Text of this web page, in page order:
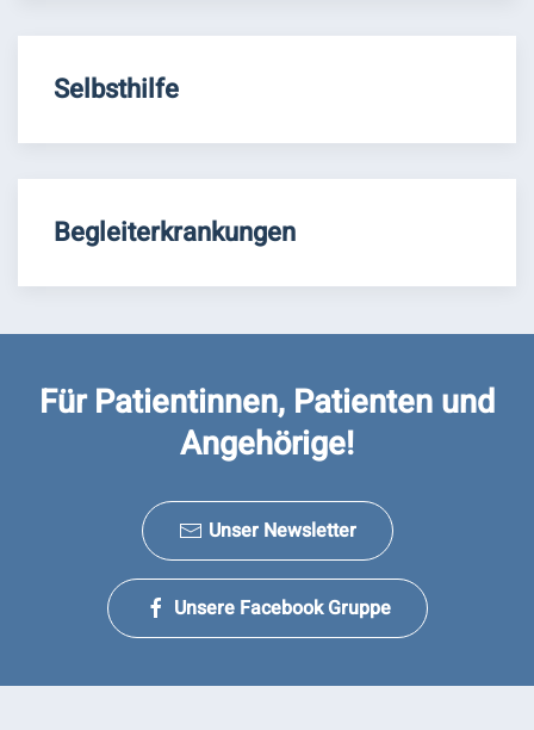
Selbsthilfe
Begleiterkrankungen
Für Patientinnen, Patienten und
Angehörige!
Unser Newsletter
Unsere Facebook Gruppe